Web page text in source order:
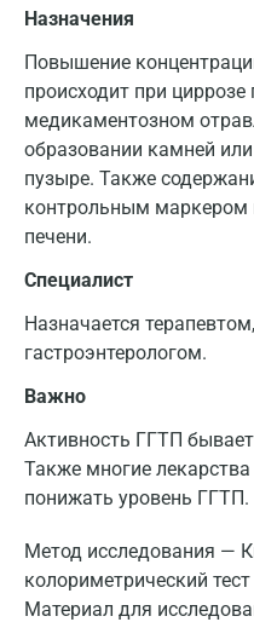
Назначения
Повышение
происходит при
медикаментозном
образовании камней
пузыре. Также
контрольным маркером
печени.
Специалист
Назначается
гастроэнтерологом.
Важно
Активность ГГТП
Также многие
понижать уровень ГГТП.
Метод исследования —
колориметрический тест
Материал для